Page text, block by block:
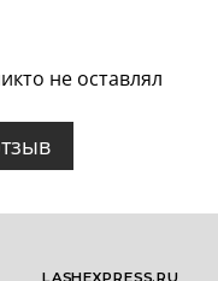
не оставлял
LASHEXPRESS.RU